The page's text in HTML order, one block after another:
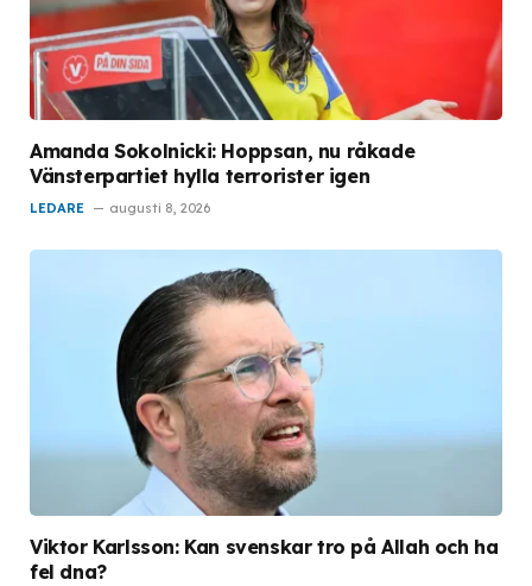
Amanda Sokolnicki: Hoppsan, nu råkade
Vänsterpartiet hylla terrorister igen
LEDARE augusti 8, 2026
Viktor Karlsson: Kan svenskar tro på Allah och ha
fel dna?